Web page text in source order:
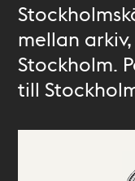
mellan
Stockholm.
till